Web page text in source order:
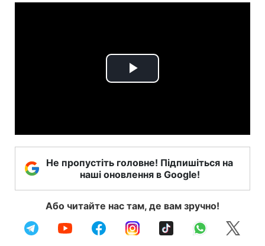
Play
Не пропустіть головне! Підпишіться на
наші оновлення в Google!
Або читайте нас там, де вам зручно!